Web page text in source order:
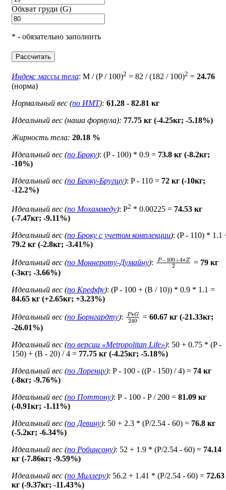
Обхват груди (G)
* - обязательно заполнить
Рассчитать
Индекс массы тела: M / (P / 100)2 = 82 / (182 / 100)2 = 24.76
(норма)
Нормальный вес (по ИМТ): 61.28 - 82.81 кг
Идеальный вес (наша формула): 77.75 кг (-4.25кг; -5.18%)
Жирность тела: 20.18 %
Идеальный вес (по Броку): (P - 100) * 0.9 = 73.8 кг (-8.2кг;
-10%)
Идеальный вес (по Броку-Бругшу): P - 110 = 72 кг (-10кг;
-12.2%)
Идеальный вес (по Мохаммеду): P2 * 0.00225 = 74.53 кг
(-7.47кг; -9.11%)
Идеальный вес (по Броку c учетом комплекции): (P - 110) * 1.1
79.2 кг (-2.8кг; -3.41%)
Идеальный вес (по Моннероту-Думайну): P− 100 +4∗ 2
= 79 кг
(-3кг; -3.66%)
Идеальный вес (по Креффу): (P - 100 + (B / 10)) * 0.9 * 1.1 =
84.65 кг (+2.65кг; +3.23%)
Идеальный вес (по Борнгардту): P∗G 240
=60.67 кг (-21.33кг;
-26.01%)
Идеальный вес (по версии «Metropolitan Life»): 50 + 0.75 * (P -
150) + (B - 20) / 4 = 77.75 кг (-4.25кг; -5.18%)
Идеальный вес (по Лоренцу): P - 100 - ((P - 150) / 4) = 74 кг
(-8кг; -9.76%)
Идеальный вес (по Поттону): Р - 100 - P / 200 = 81.09 кг
(-0.91кг; -1.11%)
Идеальный вес (по Девину): 50 + 2.3 * (P/2.54 - 60) = 76.8 кг
(-5.2кг; -6.34%)
Идеальный вес (по Робинсону): 52 + 1.9 * (P/2.54 - 60) = 74.14
кг (-7.86кг; -9.59%)
Идеальный вес (по Миллеру): 56.2 + 1.41 * (P/2.54 - 60) = 72.63
кг (-9.37кг; -11.43%)